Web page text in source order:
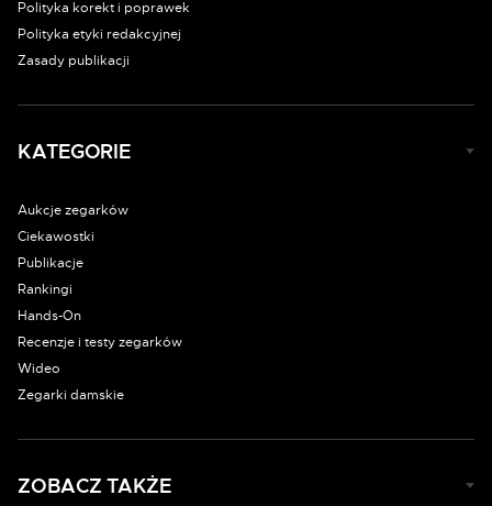
Polityka korekt i poprawek
Polityka etyki redakcyjnej
Zasady publikacji
KATEGORIE
Aukcje zegarków
Ciekawostki
Publikacje
Rankingi
Hands-On
Recenzje i testy zegarków
Wideo
Zegarki damskie
ZOBACZ TAKŻE